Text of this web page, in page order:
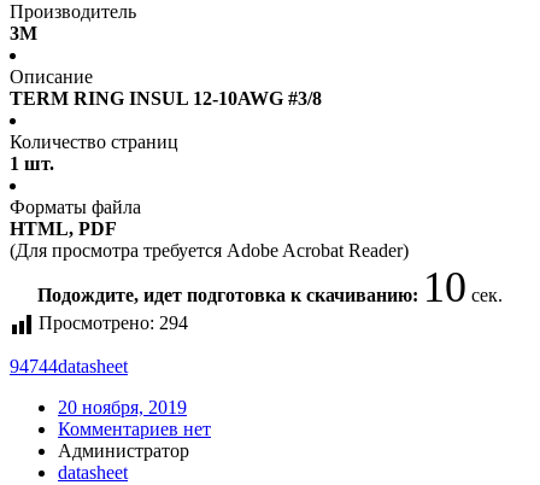
Производитель
3M
Описание
TERM RING INSUL 12-10AWG #3/8
Количество страниц
1 шт.
Форматы файла
HTML, PDF
(Для просмотра требуется Adobe Acrobat Reader)
Подождите, идет подготовка к скачиванию: 10 сек.
Просмотрено: 294
94744datasheet
20 ноября, 2019
Комментариев нет
Администратор
datasheet